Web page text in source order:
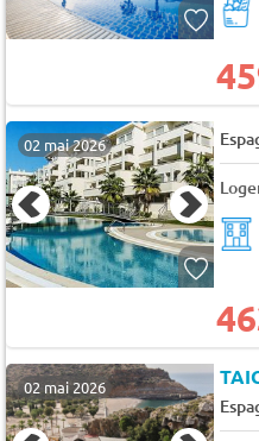
02 mai 2026
02 mai 2026